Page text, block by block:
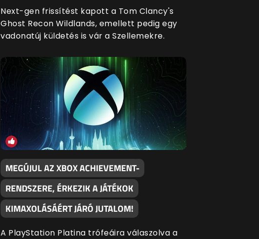
Next-gen frissítést kapott a Tom Clancy's
Ghost Recon Wildlands, emellett pedig egy
vadonatúj küldetés is vár a Szellemekre.
MEGÚJUL AZ XBOX ACHIEVEMENT-
RENDSZERE, ÉRKEZIK A JÁTÉKOK
KIMAXOLÁSÁÉRT JÁRÓ JUTALOM!
A PlayStation Platina trófeáira válaszolva a